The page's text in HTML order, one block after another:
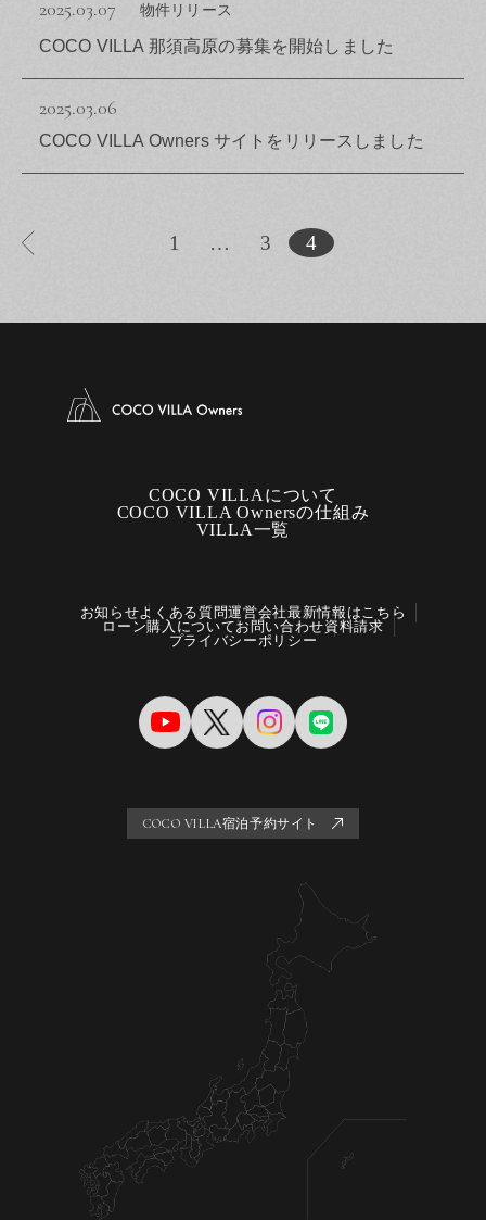
2025.03.07 物件リリース
COCO VILLA 那須高原の募集を開始しました
2025.03.06
COCO VILLA Owners サイトをリリースしました
1 … 3 4
COCO VILLAについて
COCO VILLA Ownersの仕組み
VILLA一覧
お知らせよくある質問運営会社最新情報はこちら
ローン購入についてお問い合わせ資料請求
プライバシーポリシー
COCO VILLA宿泊予約サイト